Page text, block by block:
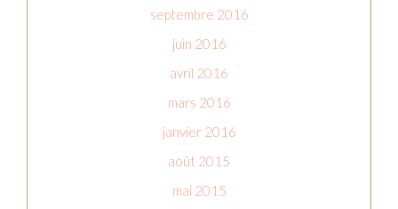
septembre 2016
juin 2016
avril 2016
mars 2016
janvier 2016
août 2015
mai 2015